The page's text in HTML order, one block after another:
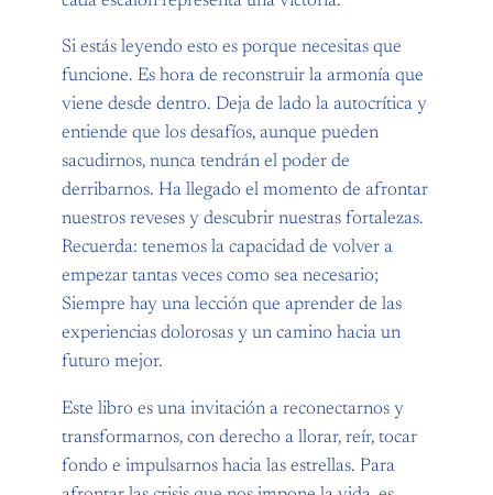
Si estás leyendo esto es porque necesitas que
funcione. Es hora de reconstruir la armonía que
viene desde dentro. Deja de lado la autocrítica y
entiende que los desafíos, aunque pueden
sacudirnos, nunca tendrán el poder de
derribarnos. Ha llegado el momento de afrontar
nuestros reveses y descubrir nuestras fortalezas.
Recuerda: tenemos la capacidad de volver a
empezar tantas veces como sea necesario;
Siempre hay una lección que aprender de las
experiencias dolorosas y un camino hacia un
futuro mejor.
Este libro es una invitación a reconectarnos y
transformarnos, con derecho a llorar, reír, tocar
fondo e impulsarnos hacia las estrellas. Para